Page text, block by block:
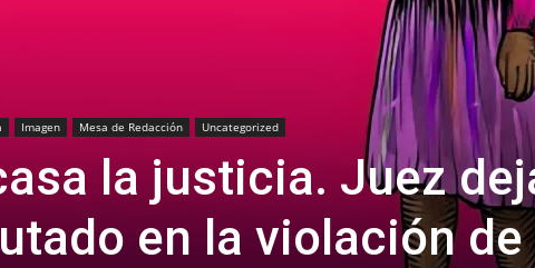
Imagen Mesa de Redacción Uncategorized
la justicia. Juez
en la violación